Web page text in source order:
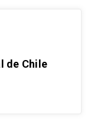
de Chile